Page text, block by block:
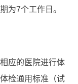
为7个工作日。
应的医院进行体
检通用标准（试